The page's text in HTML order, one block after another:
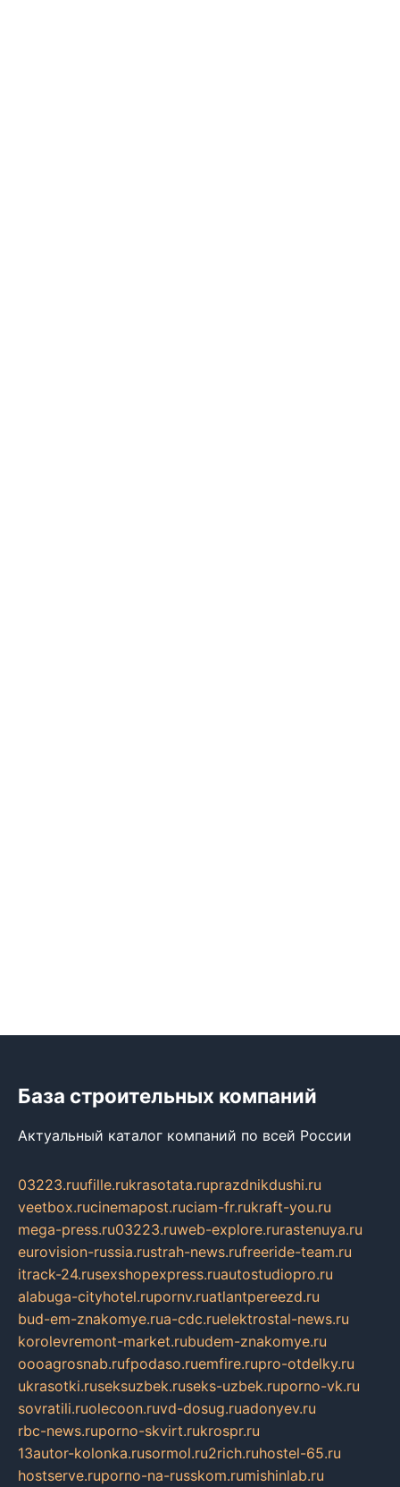
База строительных компаний
Актуальный каталог компаний по всей России
03223.ruufille.rukrasotata.ruprazdnikdushi.ru
veetbox.rucinemapost.ruciam-fr.rukraft-you.ru
mega-press.ru03223.ruweb-explore.rurastenuya.ru
eurovision-russia.rustrah-news.rufreeride-team.ru
itrack-24.rusexshopexpress.ruautostudiopro.ru
alabuga-cityhotel.rupornv.ruatlantpereezd.ru
bud-em-znakomye.rua-cdc.ruelektrostal-news.ru
korolevremont-market.rubudem-znakomye.ru
oooagrosnab.rufpodaso.ruemfire.rupro-otdelky.ru
ukrasotki.ruseksuzbek.ruseks-uzbek.ruporno-vk.ru
sovratili.ruolecoon.ruvd-dosug.ruadonyev.ru
rbc-news.ruporno-skvirt.rukrospr.ru
13autor-kolonka.rusormol.ru2rich.ruhostel-65.ru
hostserve.ruporno-na-russkom.rumishinlab.ru